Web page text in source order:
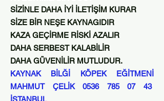
SİZİNLE DAHA İYİ İLETİŞİM KURAR
SİZE BİR NEŞE KAYNAGIDIR
KAZA GEÇİRME RİSKİ AZALIR
DAHA SERBEST KALABİLİR
DAHA GÜVENİLİR MUTLUDUR.
KAYNAK BİLĞİ KÖPEK EĞİTMENİ
MAHMUT ÇELİK0536 785 07 43
İSTANBUL